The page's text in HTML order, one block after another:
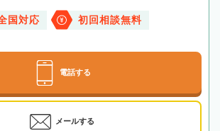
国対応 初回相談無料
電話する
メールする